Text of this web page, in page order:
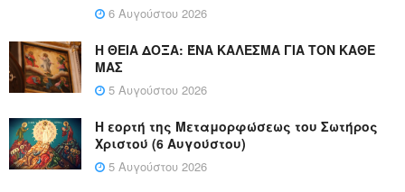
6 Αυγούστου 2026
Η ΘΕΙΑ ΔΟΞΑ: ΈΝΑ ΚΑΛΕΣΜΑ ΓΙΑ ΤΟΝ ΚΑΘΕ
ΜΑΣ
5 Αυγούστου 2026
Η εορτή της Μεταμορφώσεως του Σωτήρος
Χριστού (6 Αυγούστου)
5 Αυγούστου 2026